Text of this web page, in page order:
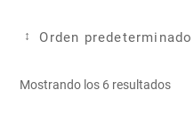
Mostrando los 6 resultados